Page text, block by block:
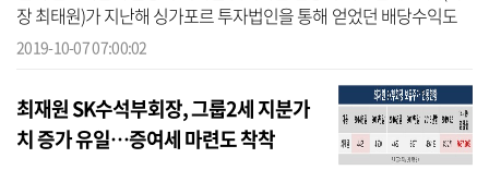
장 최태원)가 지난해 싱가포르 투자법인을 통해 얻었던 배당수익도
다시 끊길 수 있다는 분석이 나온다.7일 SK(주)에 따르면 이 회사는 지
2019-10-07 07:00:02
최재원 SK수석부회장, 그룹2세 지분가
치 증가 유일…증여세 마련도 착착